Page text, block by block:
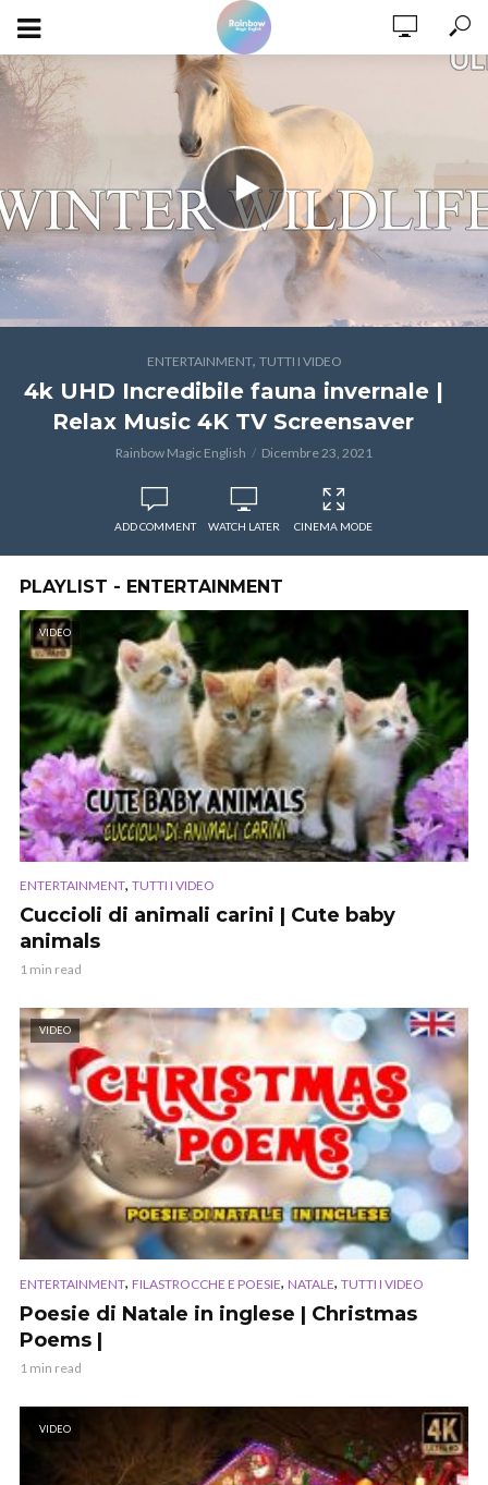
ENTERTAINMENT, TUTTI I VIDEO
4k UHD Incredibile fauna invernale |
Relax Music 4K TV Screensaver
Rainbow Magic English Dicembre 23, 2021
ADD COMMENT WATCH LATER CINEMA MODE
PLAYLIST - ENTERTAINMENT
VIDEO
ENTERTAINMENT, TUTTI I VIDEO
Cuccioli di animali carini | Cute baby
animals
1 min read
VIDEO
ENTERTAINMENT, FILASTROCCHE E POESIE, NATALE, TUTTI I VIDEO
Poesie di Natale in inglese | Christmas
Poems |
1 min read
VIDEO